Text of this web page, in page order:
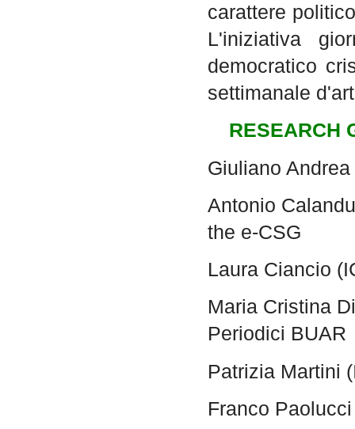
carattere
L'iniziativa
democratico
settimanale
RESEARCH
Giuliano
Antonio
the e-CSG
Laura Ciancio
Maria Cristina
Periodici BUAR
Patrizia Martini
Franco